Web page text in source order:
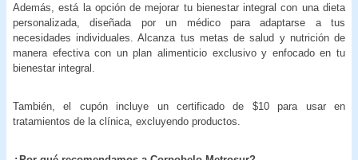
Además, está la opción de mejorar tu bienestar integral con una dieta
personalizada, diseñada por un médico para adaptarse a tus
necesidades individuales. Alcanza tus metas de salud y nutrición de
manera efectiva con un plan alimenticio exclusivo y enfocado en tu
bienestar integral.
También, el cupón incluye un certificado de $10 para usar en
tratamientos de la clínica, excluyendo productos.